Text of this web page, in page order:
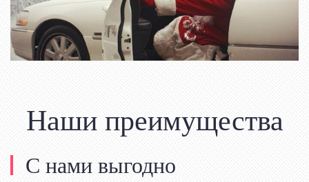
Наши преимущества
С нами выгодно